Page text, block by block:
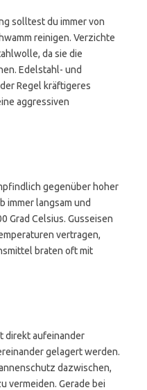
solltest du immer von
reinigen. Verzichte
da sie die
Edelstahl- und
Regel kräftigeres
aggressiven
gegenüber hoher
immer langsam und
Grad Celsius. Gusseisen
vertragen,
braten oft mit
direkt aufeinander
gelagert werden.
dazwischen,
vermeiden. Gerade bei